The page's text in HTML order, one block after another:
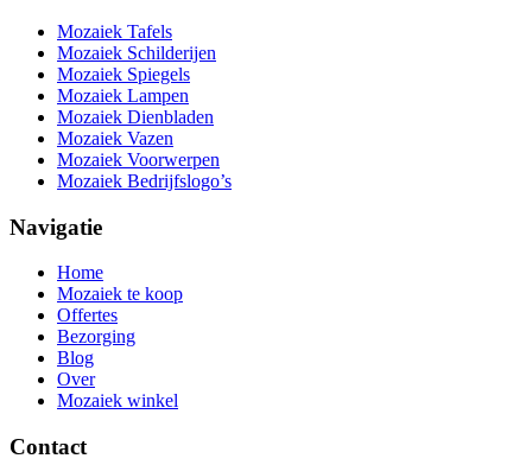
Mozaiek Tafels
Mozaiek Schilderijen
Mozaiek Spiegels
Mozaiek Lampen
Mozaiek Dienbladen
Mozaiek Vazen
Mozaiek Voorwerpen
Mozaiek Bedrijfslogo’s
Navigatie
Home
Mozaiek te koop
Offertes
Bezorging
Blog
Over
Mozaiek winkel
Contact